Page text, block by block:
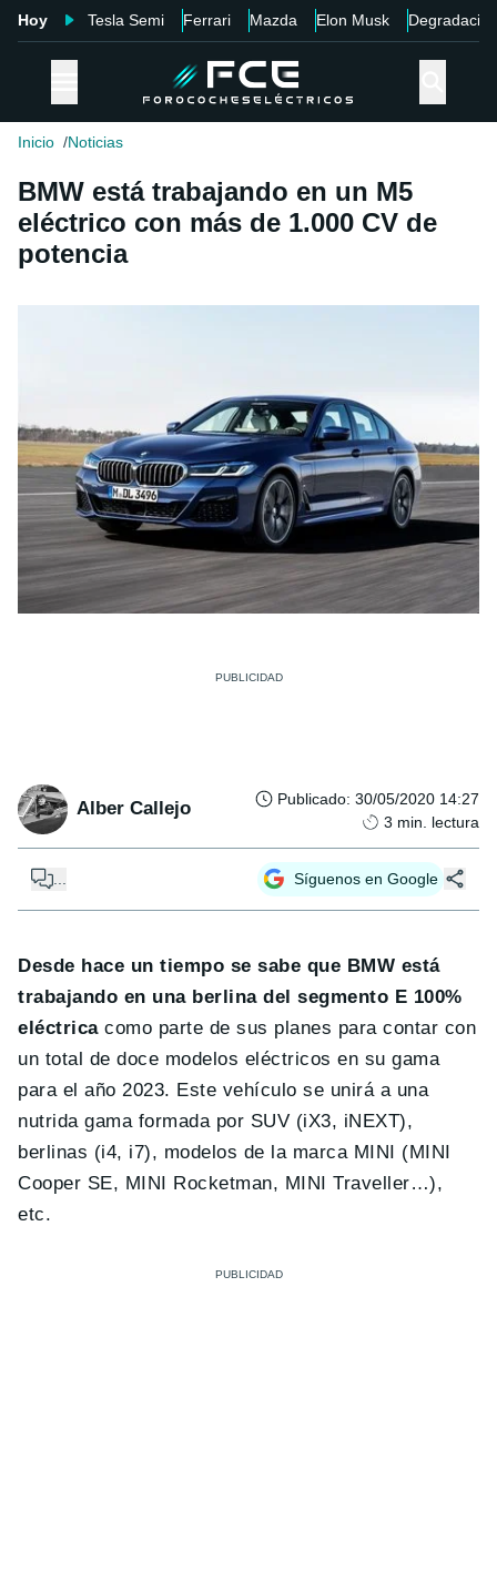
Hoy Tesla Semi Ferrari Mazda Elon Musk Degradación
Inicio Noticias
BMW está trabajando en un M5
eléctrico con más de 1.000 CV de
potencia
Alber Callejo Publicado: 30/05/2020 14:27
3 min. lectura
Síguenos en Google
Desde hace un tiempo se sabe que BMW está
trabajando en una berlina del segmento E 100%
eléctricacomo parte de sus planes para contar con
un total de doce modelos eléctricos en su gama
para el año 2023. Este vehículo se unirá a una
nutrida gama formada por SUV (iX3, iNEXT),
berlinas (i4, i7), modelos de la marca MINI (MINI
Cooper SE, MINI Rocketman, MINI Traveller…),
etc.